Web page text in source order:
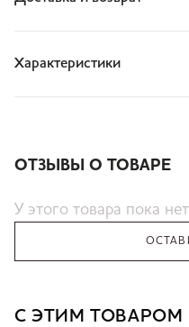
Характеристики
ОТЗЫВЫ О ТОВАРЕ
У этого товара пока
С ЭТИМ ТОВАРОМ